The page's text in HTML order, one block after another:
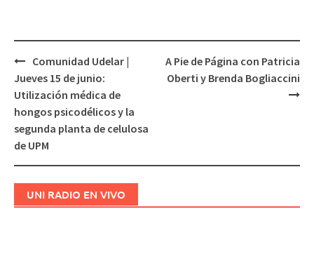
Navegación
de
entradas
Comunidad Udelar |
Jueves 15 de junio:
Utilización médica de
hongos psicodélicos y la
segunda planta de celulosa
de UPM
A Pie de Página con Patricia
Oberti y Brenda Bogliaccini
UNI RADIO EN VIVO